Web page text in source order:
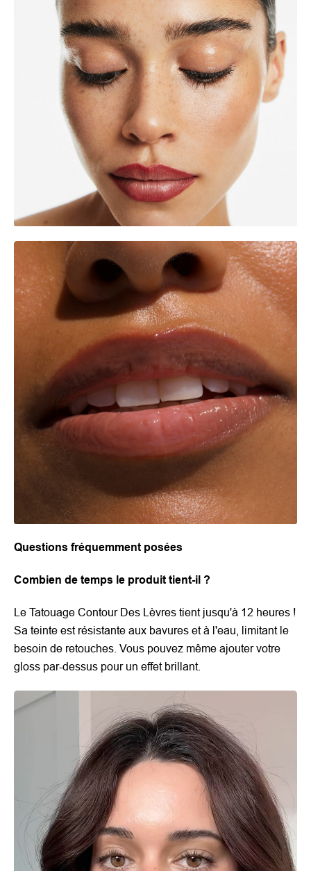
Questions fréquemment posées
Combien de temps le produit tient-il ?
Le Tatouage Contour Des Lèvres tient jusqu'à 12 heures !
Sa teinte est résistante aux bavures et à l'eau, limitant le
besoin de retouches. Vous pouvez même ajouter votre
gloss par-dessus pour un effet brillant.